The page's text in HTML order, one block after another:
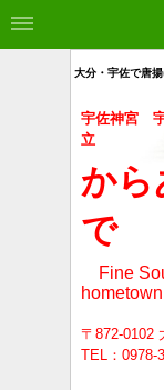
大分・宇佐で唐
宇佐神宮
立
から
で
Fine
〒872-0102
TEL：0978-